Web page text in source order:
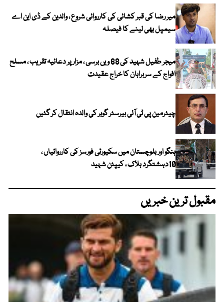
میر رضا کی قبر کشائی کی کارروائی شروع ، والدین کے ڈی این اے
سیمپل بھی لینے کا فیصلہ
میجر طفیل شہید کی 68 ویں برسی ، مزار پر دعائیہ تقریب ، مسلح
افواج کے سربراہان کا خراج عقیدت
چیئرمین پی ٹی آئی بیرسٹر گوہر کی والدہ انتقال کر گئیں
ہنگو اور بلوچستان میں سکیورٹی فورسز کی کارروائیاں ،
10دہشتگرد ہلاک ، کیپٹن شہید
مقبول ترین خبریں